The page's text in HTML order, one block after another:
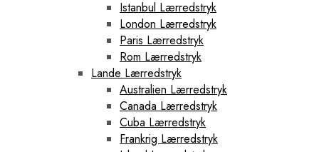
Istanbul Lærredstryk
London Lærredstryk
Paris Lærredstryk
Rom Lærredstryk
Lande Lærredstryk
Australien Lærredstryk
Canada Lærredstryk
Cuba Lærredstryk
Frankrig Lærredstryk